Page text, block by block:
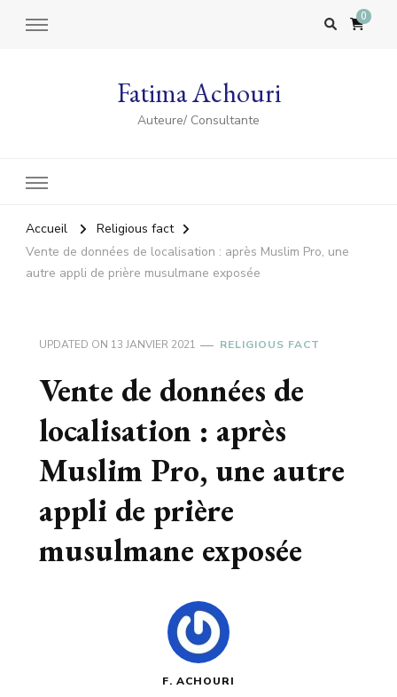
0
Fatima Achouri
Auteure/ Consultante
Accueil
Religious fact
Vente de données de localisation : après Muslim Pro, une
autre appli de prière musulmane exposée
UPDATED ON 13 JANVIER 2021 RELIGIOUS FACT
Vente de données de
localisation : après
Muslim Pro, une autre
appli de prière
musulmane exposée
F. ACHOURI